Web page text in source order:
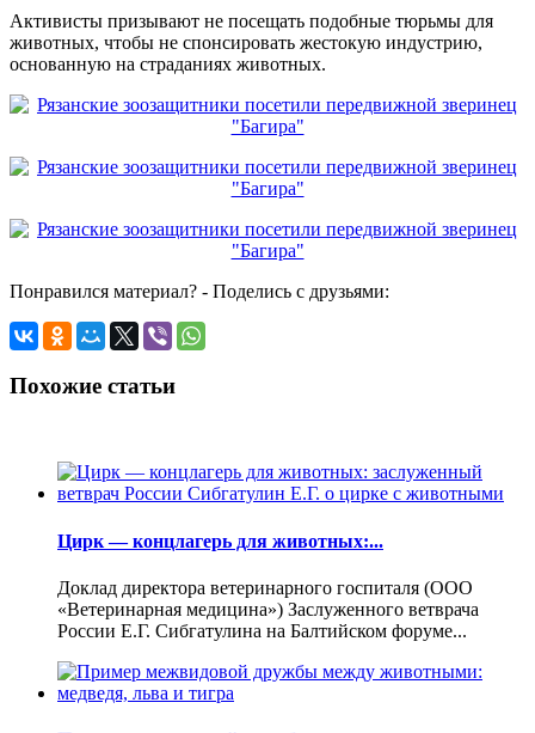
Активисты призывают не посещать подобные тюрьмы для
животных, чтобы не спонсировать жестокую индустрию,
основанную на страданиях животных.
Понравился материал? - Поделись с друзьями:
Похожие статьи
Цирк — концлагерь для животных:...
Доклад директора ветеринарного госпиталя (ООО
«Ветеринарная медицина») Заслуженного ветврача
России Е.Г. Сибгатулина на Балтийском форуме...